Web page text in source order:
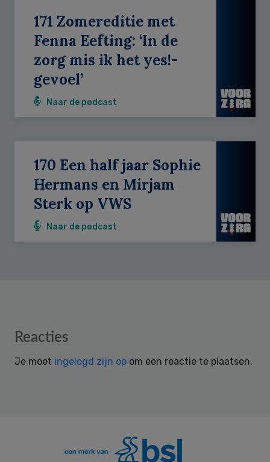
171 Zomereditie met
Fenna Eefting: ‘In de
zorg mis ik het yes!-
gevoel’
Naar de podcast
170 Een half jaar Sophie
Hermans en Mirjam
Sterk op VWS
Naar de podcast
Reader
Reacties
Je moet ingelogd zijn op om een reactie te plaatsen.